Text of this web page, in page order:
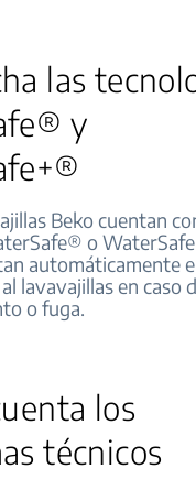
las
y
Beko cuentan
o
automáticamente
lavavajillas en caso
o fuga.
los
técnicos